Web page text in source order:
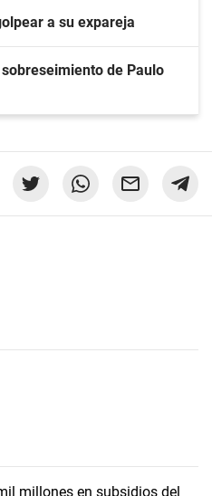
a su expareja
de Paulo